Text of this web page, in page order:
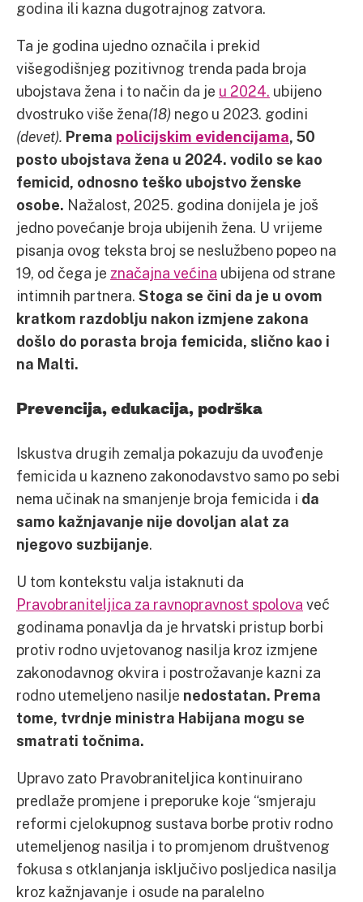
godina ili kazna dugotrajnog zatvora.
Ta je godina ujedno označila i prekid
višegodišnjeg pozitivnog trenda pada broja
ubojstava žena i to način da je u 2024. ubijeno
dvostruko više žena(18) nego u 2023. godini
(devet). Prema policijskim evidencijama, 50
posto ubojstava žena u 2024. vodilo se kao
femicid, odnosno teško ubojstvo ženske
osobe. Nažalost, 2025. godina donijela je još
jedno povećanje broja ubijenih žena. U vrijeme
pisanja ovog teksta broj se neslužbeno popeo na
19, od čega je značajna većina ubijena od strane
intimnih partnera. Stoga se čini da je u ovom
kratkom razdoblju nakon izmjene zakona
došlo do porasta broja femicida, slično kao i
na Malti.
Prevencija, edukacija, podrška
Iskustva drugih zemalja pokazuju da uvođenje
femicida u kazneno zakonodavstvo samo po sebi
nema učinak na smanjenje broja femicida i da
samo kažnjavanje nije dovoljan alat za
njegovo suzbijanje.
U tom kontekstu valja istaknuti da
Pravobraniteljica za ravnopravnost spolova već
godinama ponavlja da je hrvatski pristup borbi
protiv rodno uvjetovanog nasilja kroz izmjene
zakonodavnog okvira i postrožavanje kazni za
rodno utemeljeno nasilje nedostatan. Prema
tome, tvrdnje ministra Habijana mogu se
smatrati točnima.
Upravo zato Pravobraniteljica kontinuirano
predlaže promjene i preporuke koje “smjeraju
reformi cjelokupnog sustava borbe protiv rodno
utemeljenog nasilja i to promjenom društvenog
fokusa s otklanjanja isključivo posljedica nasilja
kroz kažnjavanje i osude na paralelno